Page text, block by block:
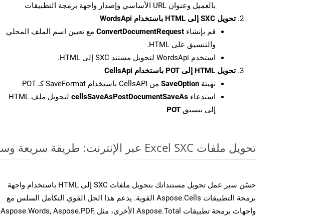
بالعميل وعنوان URL الأساسي وإصدار واجهة برمجة التطبيقات
تحويل SXC إلى HTML باستخدام WordsApi
قم بإنشاء ConvertDocumentRequest مع تعيين اسم الملف المحلي
والتنسيق على HTML.
استخدم WordsApi لتحويل مستند SXC إلى HTML.
تحويل HTML إلى POT باستخدام CellsApi
تهيئة SaveOption من CellsAPI باستخدام SaveFormat كـ POT
استدعاء cellsSaveAsPostDocumentSaveAs
لتحويل ملف HTML
إلى تنسيق POT
تحويل ملفات Excel SXC عبر الإنترنت: طريقة سريعة وسهلة
حسّن سير عمل تحويل مستنداتك بتحويل ملفات SXC إلى HTML باستخدام واجهة
برمجة التطبيقات Aspose.Cells القوية. يدعم هذا الحل القوي التكامل السلس مع
واجهات برمجة تطبيقات Aspose.Total الأخرى، مثل Aspose.Words, Aspose.PDF,